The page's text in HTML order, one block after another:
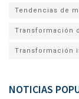
Tendencias de
Transformación
Transformación
NOTICIAS